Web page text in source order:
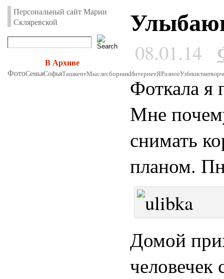
Персональный сайт Марии
Скляревской
В Архиве
ФотоСемьяСофьяТашкентМыслесборникИнтернетЯРазноеУзбекистан
08.01.14
Фоткала я
Мне
снимать
планом.
Домой
человечек